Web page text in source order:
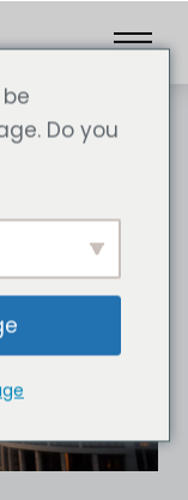
Do you